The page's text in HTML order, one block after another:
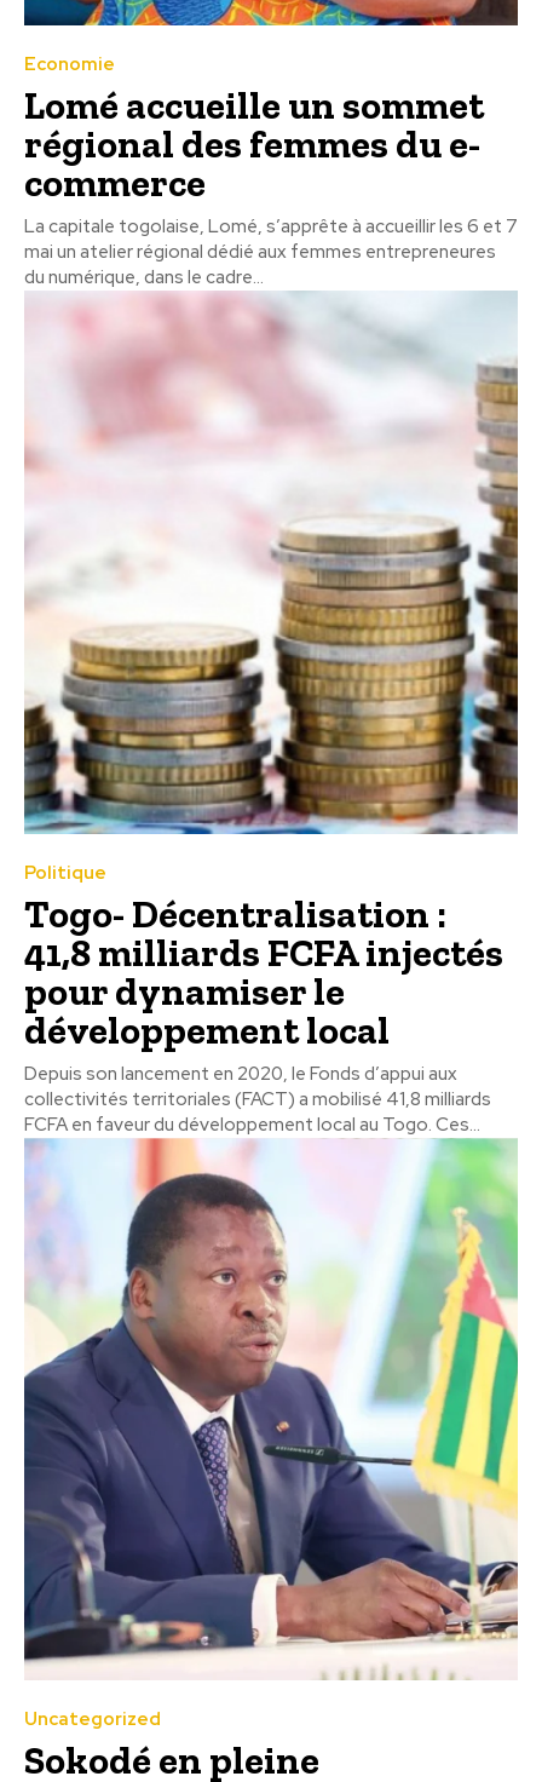
Economie
Lomé accueille un sommet
régional des femmes du e-
commerce
La capitale togolaise, Lomé, s’apprête à accueillir les 6 et 7
mai un atelier régional dédié aux femmes entrepreneures
du numérique, dans le cadre...
Politique
Togo- Décentralisation :
41,8 milliards FCFA injectés
pour dynamiser le
développement local
Depuis son lancement en 2020, le Fonds d’appui aux
collectivités territoriales (FACT) a mobilisé 41,8 milliards
FCFA en faveur du développement local au Togo. Ces...
Uncategorized
Sokodé en pleine